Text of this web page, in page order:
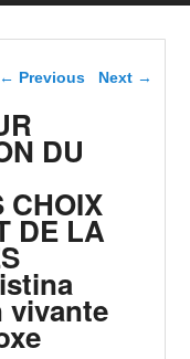
Post navigation
← Previous Next →
DU
CHOIX
DE LA
vivante